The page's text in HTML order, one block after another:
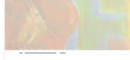
Specialbandager